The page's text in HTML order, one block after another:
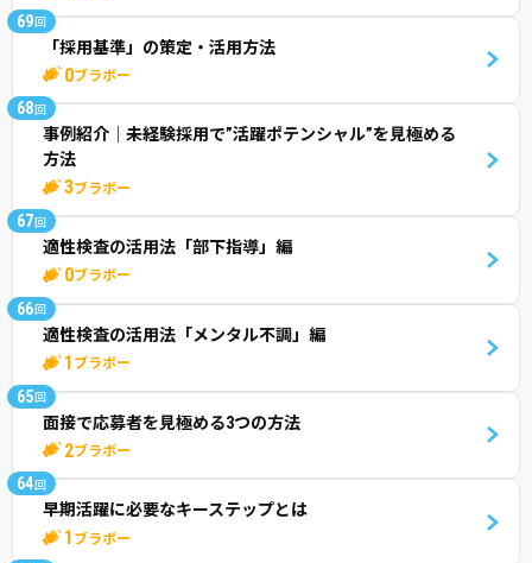
69回
「採用基準」の策定・活用方法
0ブラボー
68回
事例紹介│未経験採用で”活躍ポテンシャル”を見極める
方法
3ブラボー
67回
適性検査の活用法「部下指導」編
0ブラボー
66回
適性検査の活用法「メンタル不調」編
1 ブラボー
65回
面接で応募者を見極める3つの方法
2ブラボー
64回
早期活躍に必要なキーステップとは
1 ブラボー